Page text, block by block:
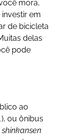
mora,
em
de bicicleta
delas
pode
ao
ou ônibus
shinkansen